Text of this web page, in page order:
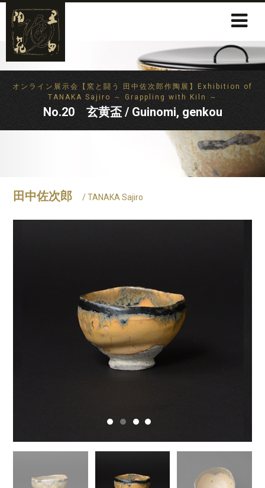
オンライン展示会【窯と闘う 田中佐次郎作陶展】Exhibition of
TANAKA Sajiro ～ Grappling with Kiln ～
No.20 玄黄盃 / Guinomi, genkou
田中佐次郎 / TANAKA Sajiro